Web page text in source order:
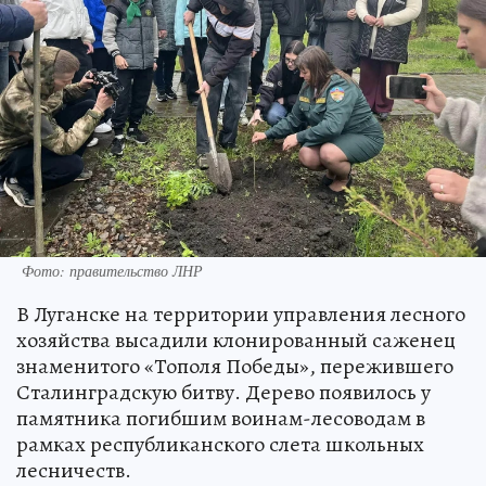
Фото: правительство ЛНР
В Луганске на территории управления лесного
хозяйства высадили клонированный саженец
знаменитого «Тополя Победы», пережившего
Сталинградскую битву. Дерево появилось у
памятника погибшим воинам-лесоводам в
рамках республиканского слета школьных
лесничеств.